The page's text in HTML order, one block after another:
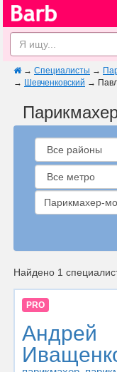
→ Специалисты →
→ Шевченковский →
Парикмахер-
Найдено 1
PRO
Андрей